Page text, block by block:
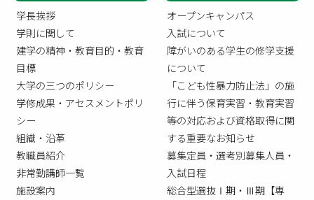
学長挨拶
学則に関して
建学の精神・教育目的・教育
目標
大学の三つのポリシー
学修成果・アセスメントポリ
シー
組織・沿革
教職員紹介
非常勤講師一覧
施設案内
オープンキャンパス
入試について
障がいのある学生の修学支援
について
「こども性暴力防止法」の施
行に伴う保育実習・教育実習
等の対応および資格取得に関
する重要なお知らせ
募集定員・選考別募集人員・
入試日程
総合型選抜Ⅰ期・Ⅲ期【専